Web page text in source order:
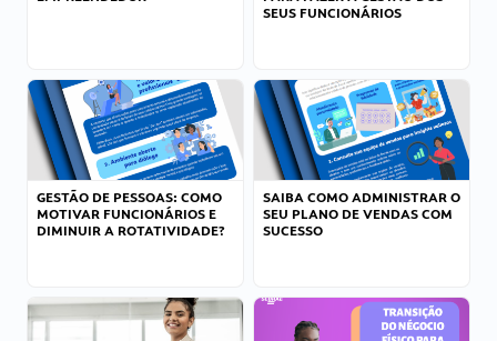
SEUS FUNCIONÁRIOS
GESTÃO DE PESSOAS: COMO
MOTIVAR FUNCIONÁRIOS E
DIMINUIR A ROTATIVIDADE?
SAIBA COMO ADMINISTRAR O
SEU PLANO DE VENDAS COM
SUCESSO